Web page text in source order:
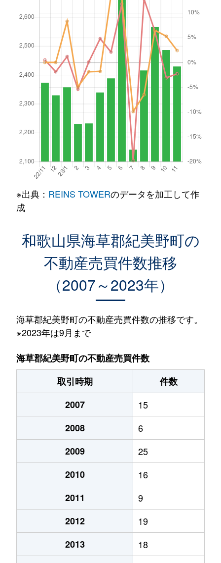
※出典： REINS TOWERのデータを加工して作
成
和歌山県海草郡紀美野町の
不動産売買件数推移
（2007～2023年）
海草郡紀美野町の不動産売買件数の推移です。
※2023年は9月まで
海草郡紀美野町の不動産売買件数
取引時期
件数
2007
15
2008
6
2009
25
2010
16
2011
9
2012
19
2013
18